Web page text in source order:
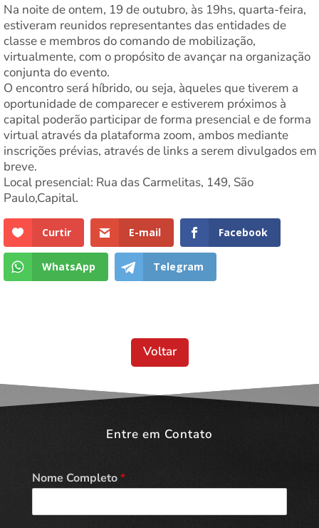
Na noite de ontem, 19 de outubro, às 19hs, quarta-feira,
estiveram reunidos representantes das entidades de
classe e membros do comando de mobilização,
virtualmente, com o propósito de avançar na organização
conjunta do evento.
O encontro será híbrido, ou seja, àqueles que tiverem a
oportunidade de comparecer e estiverem próximos à
capital poderão participar de forma presencial e de forma
virtual através da plataforma zoom, ambos mediante
inscrições prévias, através de links a serem divulgados em
breve.
Local presencial: Rua das Carmelitas, 149, São
Paulo,Capital.
Curtir E-mail Facebook
WhatsApp Telegram
Voltar
Entre em Contato
Nome Completo*